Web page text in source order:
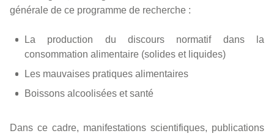
générale de ce programme de recherche :
La production du discours normatif dans la
consommation alimentaire (solides et liquides)
Les mauvaises pratiques alimentaires
Boissons alcoolisées et santé
Dans ce cadre, manifestations scientifiques, publications